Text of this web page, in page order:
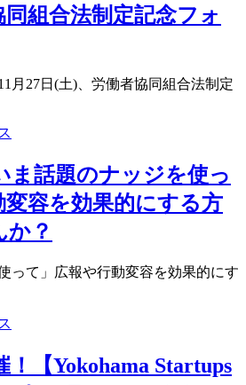
組合法制定記念フォ
月27日(土)、労働者協同組合法制定
ま話題のナッジを使っ
容を効果的にする方
か？
って」広報や行動変容を効果的にす
！【Yokohama Startups